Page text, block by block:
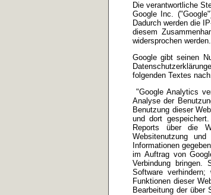
Die verantwortliche
Google Inc.
Dadurch werden die
diesem
widersprochen
Google gibt seinen
folgenden Textes
"Google Analytics
Analyse der
Benutzung dieser
und dort
Reports über die
Websitenutzung
Informationen
im Auftrag von
Verbindung bringen.
Software
Funktionen dieser
Bearbeitung der über